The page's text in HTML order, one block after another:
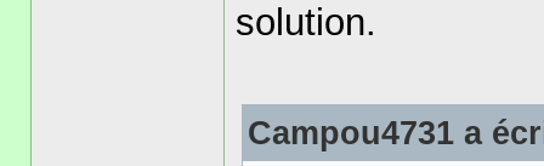
solution.
Campou4731 a